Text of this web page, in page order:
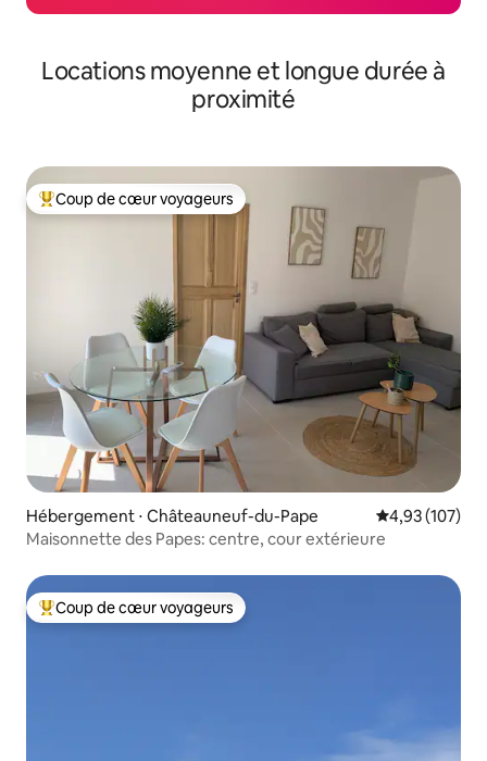
Locations moyenne et longue durée à
proximité
Coups de cœur voyageurs les plus appréciés
Coup de cœur voyageurs
Hébergement ⋅ Châteauneuf-du-Pape Évaluation
4,93 (107)
Maisonnette des Papes: centre, cour extérieure
Coups de cœur voyageurs les plus appréciés
Coup de cœur voyageurs